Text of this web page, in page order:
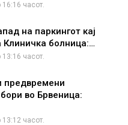
часот.
на паркингот кај
Клиничка болница:…
часот.
предвремени
во Брвеница:
часот.